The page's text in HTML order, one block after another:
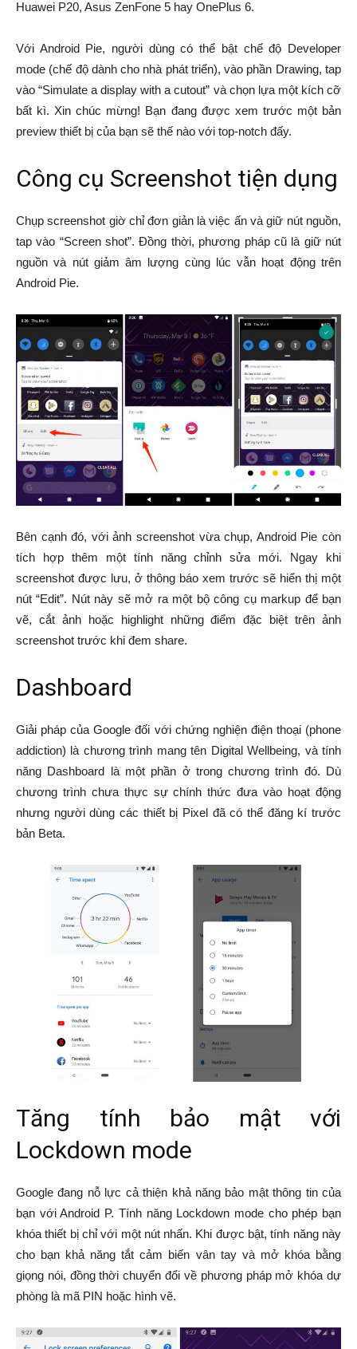
Huawei P20, Asus ZenFone 5 hay OnePlus 6.
Với Android Pie, người dùng có thể bật chế độ Developer
mode (chế độ dành cho nhà phát triển), vào phần Drawing, tap
vào “Simulate a display with a cutout” và chọn lựa một kích cỡ
bất kì. Xin chúc mừng! Bạn đang được xem trước một bản
preview thiết bị của bạn sẽ thế nào với top-notch đấy.
Công cụ Screenshot tiện dụng
Chụp screenshot giờ chỉ đơn giản là việc ấn và giữ nút nguồn,
tap vào “Screen shot”. Đồng thời, phương pháp cũ là giữ nút
nguồn và nút giảm âm lượng cùng lúc vẫn hoạt động trên
Android Pie.
Bên cạnh đó, với ảnh screenshot vừa chụp, Android Pie còn
tích hợp thêm một tính năng chỉnh sửa mới. Ngay khi
screenshot được lưu, ở thông báo xem trước sẽ hiển thị một
nút “Edit”. Nút này sẽ mở ra một bộ công cụ markup để bạn
vẽ, cắt ảnh hoặc highlight những điểm đặc biệt trên ảnh
screenshot trước khi đem share.
Dashboard
Giải pháp của Google đối với chứng nghiện điện thoại (phone
addiction) là chương trình mang tên Digital Wellbeing, và tính
năng Dashboard là một phần ở trong chương trình đó. Dù
chương trình chưa thực sự chính thức đưa vào hoạt động
nhưng người dùng các thiết bị Pixel đã có thể đăng kí trước
bản Beta.
Tăng tính bảo mật với
Lockdown mode
Google đang nỗ lực cả thiện khả năng bảo mật thông tin của
bạn với Android P. Tính năng Lockdown mode cho phép bạn
khóa thiết bị chỉ với một nút nhấn. Khi được bật, tính năng này
cho bạn khả năng tắt cảm biến vân tay và mở khóa bằng
giọng nói, đồng thời chuyển đổi về phương pháp mở khóa dự
phòng là mã PIN hoặc hình vẽ.